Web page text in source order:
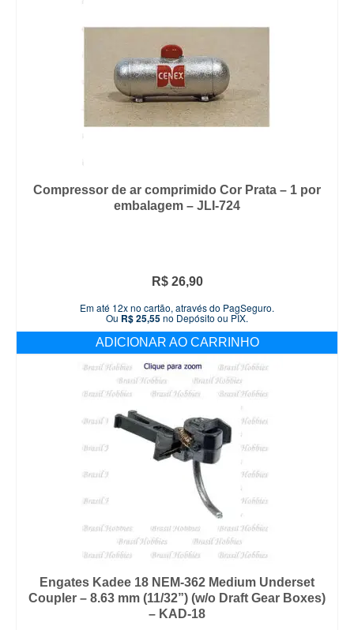
Compressor de ar comprimido Cor Prata – 1 por
embalagem – JLI-724
R$26,90
Em até 12x no cartão, através do PagSeguro.
Ou R$25,55no Depósito ou PIX.
ADICIONAR AO CARRINHO
Engates Kadee 18 NEM-362 Medium Underset
Coupler – 8.63 mm (11/32”) (w/o Draft Gear Boxes)
– KAD-18